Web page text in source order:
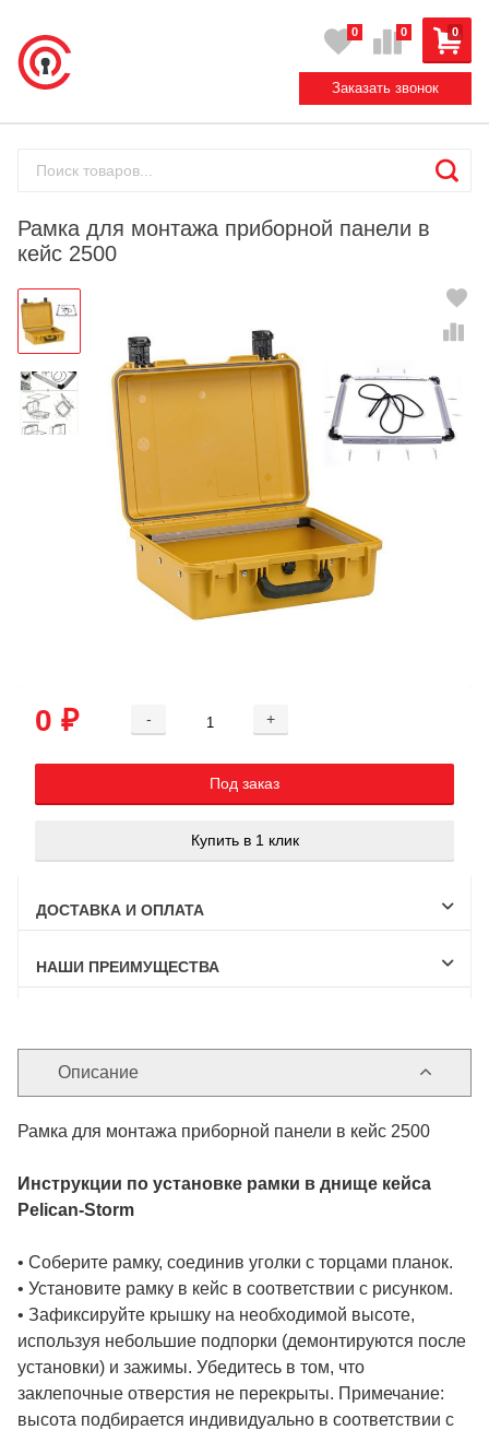
0
0 0
Заказать звонок
Рамка для монтажа приборной панели в
кейс 2500
0 ₽ -
+
Под заказ
Купить в 1 клик
ДОСТАВКА И ОПЛАТА
НАШИ ПРЕИМУЩЕСТВА
Описание
Рамка для монтажа приборной панели в кейс 2500
Инструкции по установке рамки в днище кейса
Pelican-Storm
• Соберите рамку, соединив уголки с торцами планок.
• Установите рамку в кейс в соответствии с рисунком.
• Зафиксируйте крышку на необходимой высоте,
используя небольшие подпорки (демонтируются после
установки) и зажимы. Убедитесь в том, что
заклепочные отверстия не перекрыты. Примечание:
высота подбирается индивидуально в соответствии с